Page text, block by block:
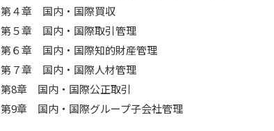
第４章 国内・国際買収
第５章 国内・国際取引管理
第６章 国内・国際知的財産管理
第７章 国内・国際人材管理
第8章 国内・国際公正取引
第9章 国内・国際グループ子会社管理